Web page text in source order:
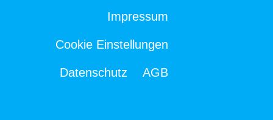
Impressum
Cookie Einstellungen
Datenschutz AGB